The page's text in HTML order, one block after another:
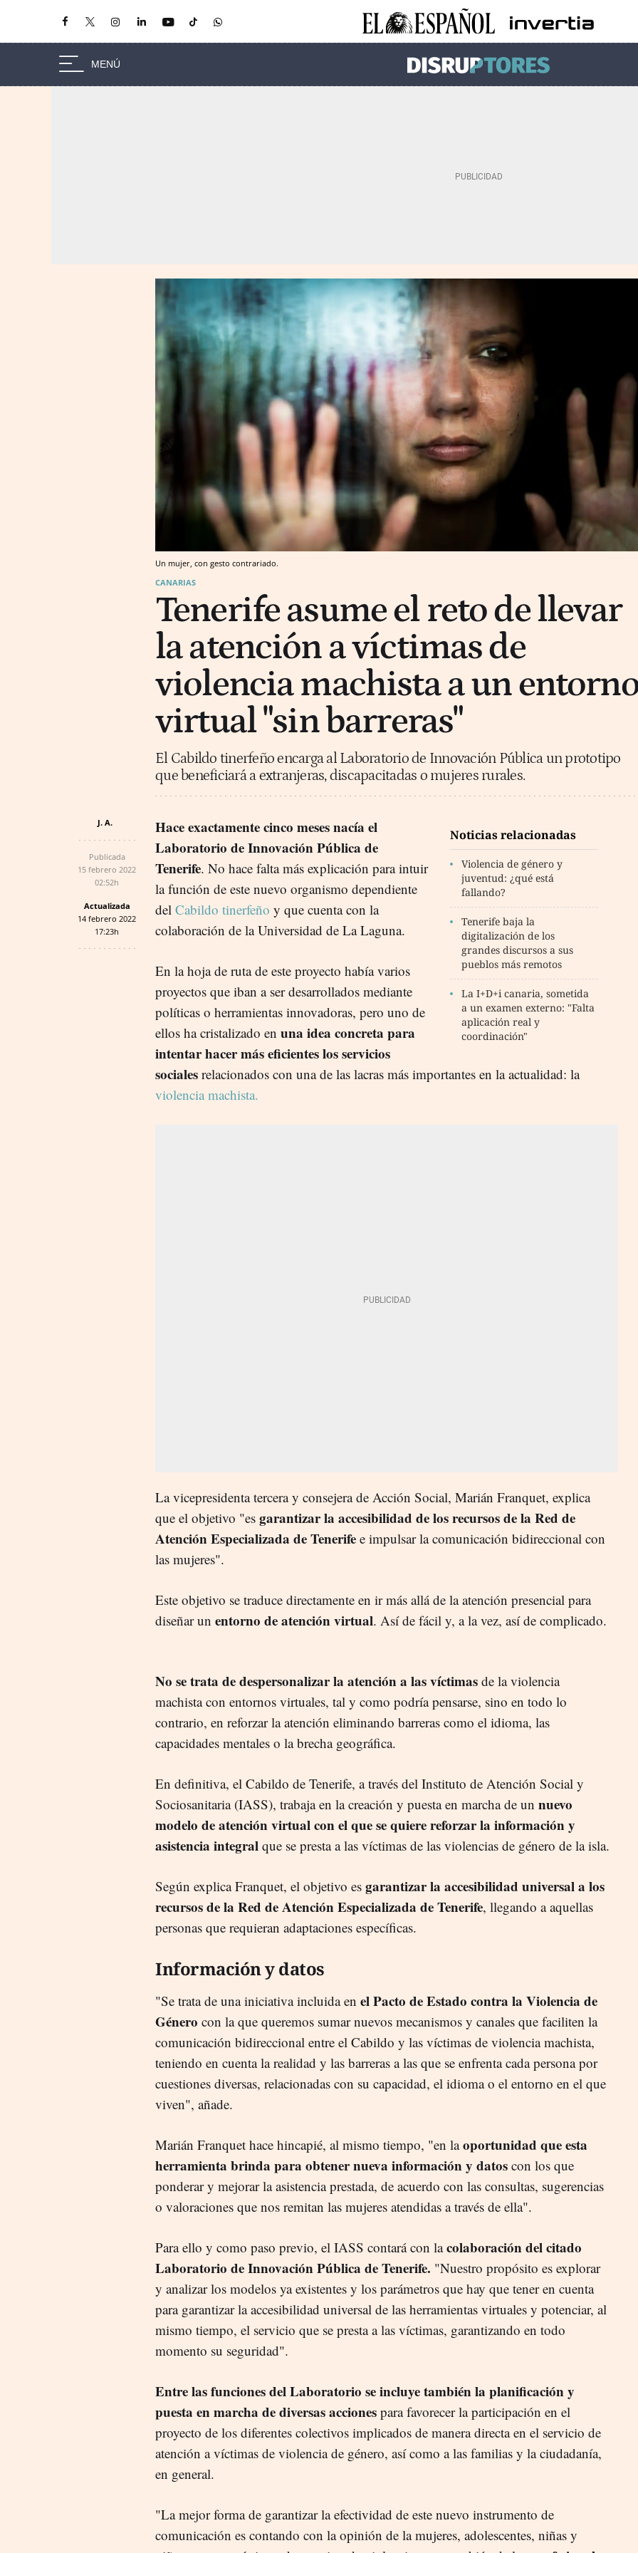
Un mujer, con gesto contrariado.
CANARIAS
Tenerife asume el reto de llevar
la atención a víctimas de
violencia machista a un
virtual "sin barreras"
El Cabildo tinerfeño encarga al Laboratorio de Innovación Pública un prototipo
que beneficiará a extranjeras, discapacitadas o mujeres rurales.
J. A.
Publicada
15 febrero 2022
02:52h
Actualizada
14 febrero 2022
17:23h
Noticias relacionadas
Violencia de género y
juventud: ¿qué está
fallando?
Tenerife baja la
digitalización de los
grandes discursos a sus
pueblos más remotos
La I+D+i canaria, sometida
a un examen externo: "Falta
aplicación real y
coordinación"
Hace exactamente cinco meses nacía el
Laboratorio de Innovación Pública de
Tenerife. No hace falta más explicación para intuir
la función de este nuevo organismo dependiente
del Cabildo tinerfeño y que cuenta con la
colaboración de la Universidad de La Laguna.
En la hoja de ruta de este proyecto había varios
proyectos que iban a ser desarrollados mediante
políticas o herramientas innovadoras, pero uno de
ellos ha cristalizado en una idea concreta para
intentar hacer más eficientes los servicios
sociales relacionados con una de las lacras más importantes en la actualidad: la
violencia machista.
La vicepresidenta tercera y consejera de Acción Social, Marián Franquet, explica
que el objetivo "es garantizar la accesibilidad de los recursos de la Red de
Atención Especializada de Tenerife e impulsar la comunicación bidireccional con
las mujeres".
Este objetivo se traduce directamente en ir más allá de la atención presencial para
diseñar un entorno de atención virtual. Así de fácil y, a la vez, así de complicado.
No se trata de despersonalizar la atención a las víctimas de la violencia
machista con entornos virtuales, tal y como podría pensarse, sino en todo lo
contrario, en reforzar la atención eliminando barreras como el idioma, las
capacidades mentales o la brecha geográfica.
En definitiva, el Cabildo de Tenerife, a través del Instituto de Atención Social y
Sociosanitaria (IASS), trabaja en la creación y puesta en marcha de un nuevo
modelo de atención virtual con el que se quiere reforzar la información y
asistencia integral que se presta a las víctimas de las violencias de género de la isla.
Según explica Franquet, el objetivo es garantizar la accesibilidad universal a los
recursos de la Red de Atención Especializada de Tenerife, llegando a aquellas
personas que requieran adaptaciones específicas.
Información y datos
"Se trata de una iniciativa incluida en el Pacto de Estado contra la Violencia de
Género con la que queremos sumar nuevos mecanismos y canales que faciliten la
comunicación bidireccional entre el Cabildo y las víctimas de violencia machista,
teniendo en cuenta la realidad y las barreras a las que se enfrenta cada persona por
cuestiones diversas, relacionadas con su capacidad, el idioma o el entorno en el que
viven", añade.
Marián Franquet hace hincapié, al mismo tiempo, "en laoportunidad que esta
herramienta brinda para obtener nueva información y datos con los que
ponderar y mejorar la asistencia prestada, de acuerdo con las consultas, sugerencias
o valoraciones que nos remitan las mujeres atendidas a través de ella".
Para ello y como paso previo, el IASS contará con lacolaboración del citado
Laboratorio de Innovación Pública de Tenerife. "Nuestro propósito es explorar
y analizar los modelos ya existentes y los parámetros que hay que tener en cuenta
para garantizar la accesibilidad universal de las herramientas virtuales y potenciar, al
mismo tiempo, el servicio que se presta a las víctimas, garantizando en todo
momento su seguridad".
Entre las funciones del Laboratorio se incluye también la planificación y
puesta en marcha de diversas acciones para favorecer la participación en el
proyecto de los diferentes colectivos implicados de manera directa en el servicio de
atención a víctimas de violencia de género, así como a las familias y la ciudadanía,
en general.
"La mejor forma de garantizar la efectividad de este nuevo instrumento de
comunicación es contando con la opinión de la mujeres, adolescentes, niñas y